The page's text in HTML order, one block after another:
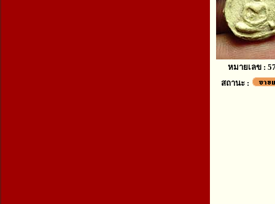
หมายเลข :
สถานะ :